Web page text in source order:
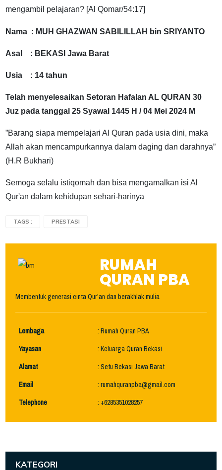
mengambil pelajaran? [Al Qomar/54:17]
Nama : MUH GHAZWAN SABILILLAH bin SRIYANTO
Asal : BEKASI Jawa Barat
Usia : 14 tahun
Telah menyelesaikan Setoran Hafalan AL QURAN 30
Juz pada tanggal 25 Syawal 1445 H / 04 Mei 2024 M
”Barang siapa mempelajari Al Quran pada usia dini, maka
Allah akan mencampurkannya dalam daging dan darahnya”
(H.R Bukhari)
Semoga selalu istiqomah dan bisa mengamalkan isi Al
Qur'an dalam kehidupan sehari-harinya
TAGS : PRESTASI
RUMAH
QURAN PBA
Membentuk generasi cinta Qur'an dan berakhlak mulia
Lembaga
: Rumah Quran PBA
Yayasan
: Keluarga Quran Bekasi
Alamat
: Setu Bekasi Jawa Barat
Email
: rumahquranpba@gmail.com
Telephone
: +6285351028257
KATEGORI